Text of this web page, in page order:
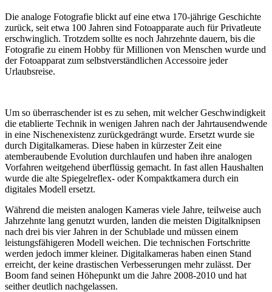
Die analoge Fotografie blickt auf eine etwa 170-jährige Geschichte
zurück, seit etwa 100 Jahren sind Fotoapparate auch für Privatleute
erschwinglich. Trotzdem sollte es noch Jahrzehnte dauern, bis die
Fotografie zu einem Hobby für Millionen von Menschen wurde und
der Fotoapparat zum selbstverständlichen Accessoire jeder
Urlaubsreise.
Um so überraschender ist es zu sehen, mit welcher Geschwindigkeit
die etablierte Technik in wenigen Jahren nach der Jahrtausendwende
in eine Nischenexistenz zurückgedrängt wurde. Ersetzt wurde sie
durch Digitalkameras. Diese haben in kürzester Zeit eine
atemberaubende Evolution durchlaufen und haben ihre analogen
Vorfahren weitgehend überflüssig gemacht. In fast allen Haushalten
wurde die alte Spiegelreflex- oder Kompaktkamera durch ein
digitales Modell ersetzt.
Während die meisten analogen Kameras viele Jahre, teilweise auch
Jahrzehnte lang genutzt wurden, landen die meisten Digitalknipsen
nach drei bis vier Jahren in der Schublade und müssen einem
leistungsfähigeren Modell weichen. Die technischen Fortschritte
werden jedoch immer kleiner. Digitalkameras haben einen Stand
erreicht, der keine drastischen Verbesserungen mehr zulässt. Der
Boom fand seinen Höhepunkt um die Jahre 2008-2010 und hat
seither deutlich nachgelassen.